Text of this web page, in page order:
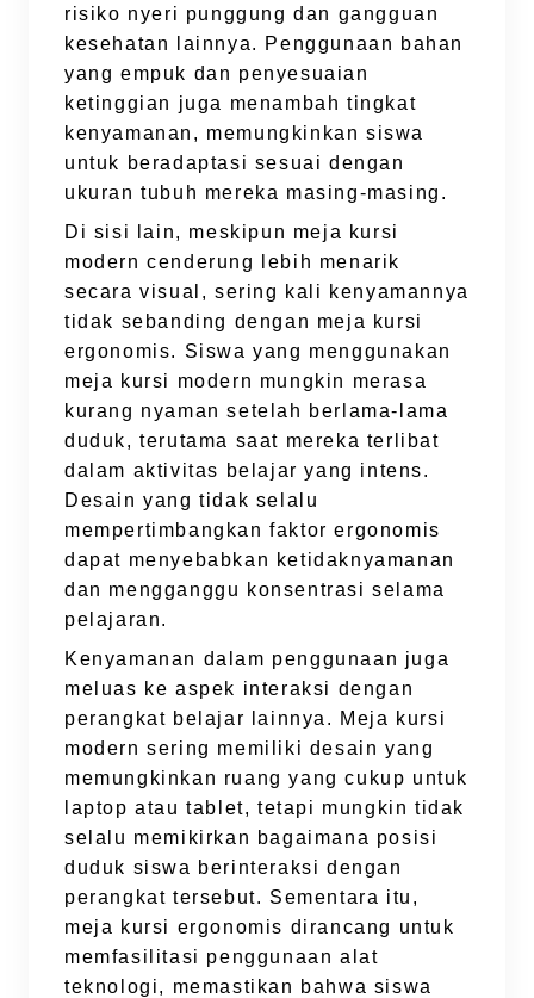
risiko nyeri punggung dan gangguan
kesehatan lainnya. Penggunaan bahan
yang empuk dan penyesuaian
ketinggian juga menambah tingkat
kenyamanan, memungkinkan siswa
untuk beradaptasi sesuai dengan
ukuran tubuh mereka masing-masing.
Di sisi lain, meskipun meja kursi
modern cenderung lebih menarik
secara visual, sering kali kenyamannya
tidak sebanding dengan meja kursi
ergonomis. Siswa yang menggunakan
meja kursi modern mungkin merasa
kurang nyaman setelah berlama-lama
duduk, terutama saat mereka terlibat
dalam aktivitas belajar yang intens.
Desain yang tidak selalu
mempertimbangkan faktor ergonomis
dapat menyebabkan ketidaknyamanan
dan mengganggu konsentrasi selama
pelajaran.
Kenyamanan dalam penggunaan juga
meluas ke aspek interaksi dengan
perangkat belajar lainnya. Meja kursi
modern sering memiliki desain yang
memungkinkan ruang yang cukup untuk
laptop atau tablet, tetapi mungkin tidak
selalu memikirkan bagaimana posisi
duduk siswa berinteraksi dengan
perangkat tersebut. Sementara itu,
meja kursi ergonomis dirancang untuk
memfasilitasi penggunaan alat
teknologi, memastikan bahwa siswa